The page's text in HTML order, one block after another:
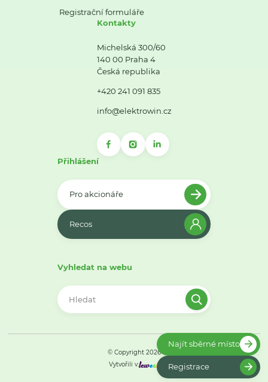
Registrační formuláře
Kontakty
Michelská 300/60
140 00 Praha 4
Česká republika
+420 241 091 835
info@elektrowin.cz
Přihlášení
Pro akcionáře
Recos
Vyhledat na webu
© Copyright 2026
Vytvořili v:
Najít sběrné místo
Registrace